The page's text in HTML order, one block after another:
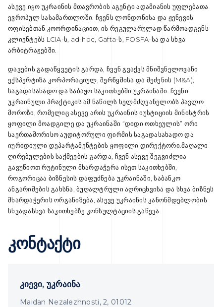
ასევე იყო უკრაინის მთავრობის აგენტი ადამიანის უფლებათა
ევროპულ სასამართლოში. ჩვენს ლონდონისა და ჟენევის
ოფისებთან კოორდინაციით, ის რეგულარულად წარმოადგენს
კლიენტებს LCIA-ს, ad-hoc, Gafta-ს, FOSFA-სა და სხვა
არბიტრაჟებში.
დავების გადაწყვეტის გარდა, ჩვენ გვაქვს მნიშვნელოვანი
ექსპერტიზა კორპორაციულ, შერწყმისა და შეძენის (M&A),
საგადასახადო და საბაჟო საკითხებში უკრაინაში. ჩვენი
უკრაინული პრაქტიკის ამ ნაწილს ხელმძღვანელობს პავლო
მოროზი, რომელიც ასევე არის უკრაინის იუსტიციის მინისტრის
ყოფილი მოადგილე და უკრაინაში “დიდი ოთხეულის” ორი
საერთაშორისო აუდიტორული ფირმის საგადასახადო და
იურიდიული დეპარტამენტების ყოფილი დირექტორი.მაღალი
ღირებულების საქმეების გარდა, ჩვენ ასევე შეგვიძლია
გავუწიოთ რუტინული მხარდაჭერა ისეთ საკითხებში,
როგორიცაა ბიზნესის დაფუძნება უკრაინაში, საბანკო
ანგარიშების გახსნა, ბუღალტრული აღრიცხვისა და სხვა ბიზნეს
მხარდაჭერის ორგანიზება, ასევე უკრაინის კანონმდებლობის
სხვადასხვა საკითხებზე კონსულტაციის გაწევა.
კონტაქტი
კიევი, უკრაინა
Maidan Nezalezhnosti, 2, 01012